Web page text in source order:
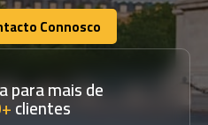
Connosco
Connosco
para mais de
clientes